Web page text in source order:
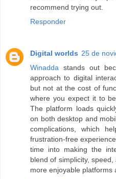
recommend trying out.
Responder
Digital worlds 25 de
Winadda stands out
approach to digital
but not at the cost of
where you expect it to
The platform loads
on both desktop and
complications, which
frustration-free
time into making the
blend of simplicity,
more enjoyable platforms